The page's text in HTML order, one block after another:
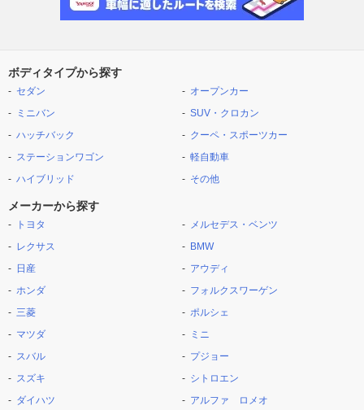
ボディタイプから探す
セダン
ミニバン
ハッチバック
ステーションワゴン
ハイブリッド
オープンカー
SUV・クロカン
クーペ・スポーツカー
軽自動車
その他
メーカーから探す
トヨタ
レクサス
日産
ホンダ
三菱
マツダ
スバル
スズキ
ダイハツ
メルセデス・ベンツ
BMW
アウディ
フォルクスワーゲン
ポルシェ
ミニ
プジョー
シトロエン
アルファ ロメオ